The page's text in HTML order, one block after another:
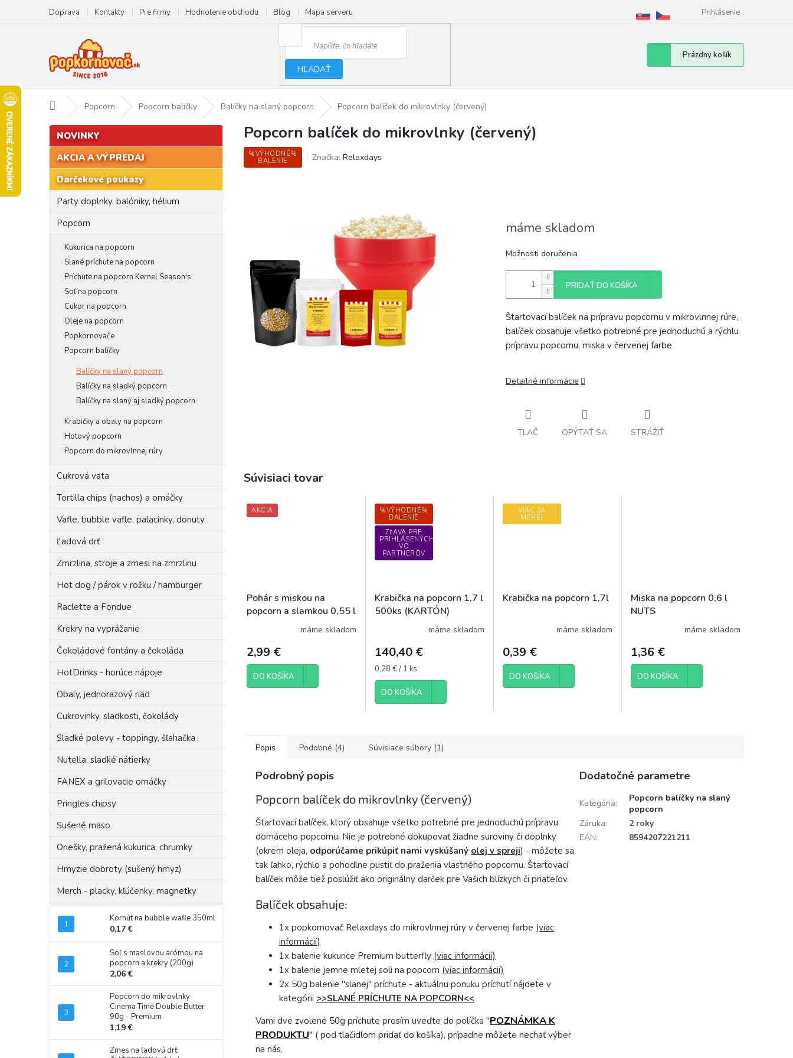
obsah
Doprava Kontakty Pre firmy Hodnotenie obchodu Blog Mapa serveru Prihlásenie
HĽADAŤ
Nákupný
košík
Prázdny košík
DomovPopcorn Popcorn balíčky Balíčky na slaný popcorn Popcorn balíček do mikrovlnky (červený)
B
o
n
Preskočiť
kategórie
NOVINKY
AKCIA A VÝPREDAJ
Darčekové poukazy
Party doplnky, balóniky, hélium
Popcorn
Kukurica na popcorn
Slané príchute na popcorn
Príchute na popcorn Kernel Season's
Soľ na popcorn
Cukor na popcorn
Oleje na popcorn
Popkornovače
Popcorn balíčky
Balíčky na slaný popcorn
Balíčky na sladký popcorn
Balíčky na slaný aj sladký popcorn
Krabičky a obaly na popcorn
Hotový popcorn
Popcorn do mikrovlnnej rúry
Cukrová vata
Tortilla chips (nachos) a omáčky
Vafle, bubble vafle, palacinky, donuty
Ľadová drť
Zmrzlina, stroje a zmesi na zmrzlinu
Hot dog / párok v rožku / hamburger
Raclette a Fondue
Krekry na vyprážanie
Čokoládové fontány a čokoláda
HotDrinks - horúce nápoje
Obaly, jednorazový riad
Cukrovinky, sladkosti, čokolády
Sladké polevy - toppingy, šľahačka
Nutella, sladké nátierky
FANEX a grilovacie omáčky
Pringles chipsy
Sušené mäso
Oriešky, pražená kukurica, chrumky
Hmyzie dobroty (sušený hmyz)
Merch - placky, kľúčenky, magnetky
Kornút na bubble wafle 350ml
0,17 €
Soľ s maslovou arómou na
popcorn a krekry (200g)
2,06 €
Popcorn do mikrovlnky
Cinema Time Double Butter
90g - Premium
1,19 €
Zmes na ľadovú drť
Popcorn balíček do mikrovlnky (červený)
%VÝHODNÉ%
BALENIE
Značka: Relaxdays
máme skladom
Možnosti doručenia
PRIDAŤ DO KOŠÍKA
Štartovací balíček na prípravu popcornu v mikrovlnnej rúre,
balíček obsahuje všetko potrebné pre jednoduchú a rýchlu
prípravu popcornu, miska v červenej farbe
Detailné informácie
TLAČ OPÝTAŤ SA STRÁŽIŤ
Súvisiaci tovar
AKCIA
Pohár s miskou na
popcorn a slamkou 0,55 l
motív Kukuricamáme skladom
2,99 €
DO KOŠÍKA
%VÝHODNÉ%
BALENIE
ZĽAVA PRE
PRIHLÁSENÝCH
VO
PARTNEROV
Krabička na popcorn 1,7 l
500ks (KARTÓN)
máme skladom
140,40 €
Jednotková
cena:
0,28 € / 1 ks
DO KOŠÍKA
VIAC ZA
MENEJ
Krabička na popcorn 1,7l
máme skladom
0,39 €
DO KOŠÍKA
Miska na popcorn 0,6 l
NUTS
máme skladom
1,36 €
DO KOŠÍKA
Popis Podobné (4) Súvisiace súbory (1)
Podrobný popis
Popcorn balíček do mikrovlnky (červený)
Štartovací balíček, ktorý obsahuje všetko potrebné pre jednoduchú prípravu
domáceho popcornu. Nie je potrebné dokupovať žiadne suroviny či doplnky
(okrem oleja, odporúčame prikúpiť nami vyskúšaný olej v spreji) - môžete sa
tak ľahko, rýchlo a pohodlne pustiť do praženia vlastného popcornu. Štartovací
balíček môže tiež poslúžiť ako originálny darček pre Vašich blízkych či priateľov.
Balíček obsahuje:
1x popkornovač Relaxdays do mikrovlnnej rúry v červenej farbe (viac
informácií)
1x balenie kukurice Premium butterfly (viac informácií)
1x balenie jemne mletej soli na popcorn (viac informácií)
2x 50g balenie "slanej" príchute - aktuálnu ponuku príchutí nájdete v
kategórii >>SLANÉ PRÍCHUTE NA POPCORN<<
Vami dve zvolené 50g príchute prosím uveďte do políčka "POZNÁMKA K
PRODUKTU" ( pod tlačidlom pridať do košíka), prípadne môžete nechať výber
na nás.
Dodatočné parametre
Kategória:
Popcorn balíčky na slaný
popcorn
Záruka:
2 roky
EAN: 8594207221211